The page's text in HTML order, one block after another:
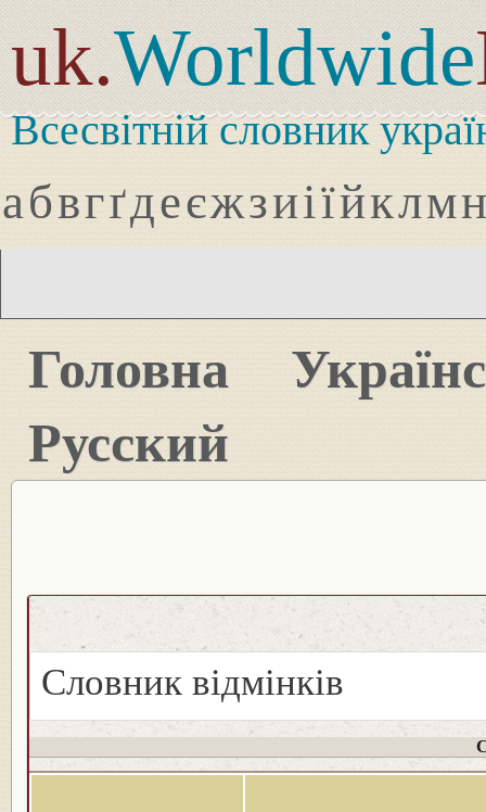
uk.Worldwide
Всесвітній словник
абвгґдеєжзиіїйклмн
Головна
Русский
Словник відмінків